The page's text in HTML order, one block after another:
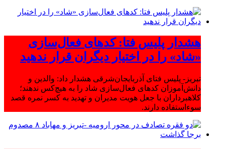
هشدار پلیس فتا: کدهای فعال‌سازی
«شاد» را در اختیار دیگران قرار ندهید
تبریز- پلیس فتای آذربایجان‌شرقی هشدار داد: والدین و
دانش‌آموزان کدهای فعال‌سازی شاد را به هیچ‌کس ندهند؛
کلاهبرداران با جعل هویت مدیران و تهدید به کسر نمره قصد
سوءاستفاده دارند.